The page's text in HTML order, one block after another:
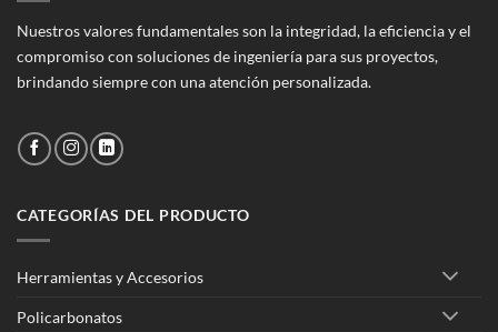
Nuestros valores fundamentales son la integridad, la eficiencia y el
compromiso con soluciones de ingeniería para sus proyectos,
brindando siempre con una atención personalizada.
CATEGORÍAS DEL PRODUCTO
Herramientas y Accesorios
Policarbonatos